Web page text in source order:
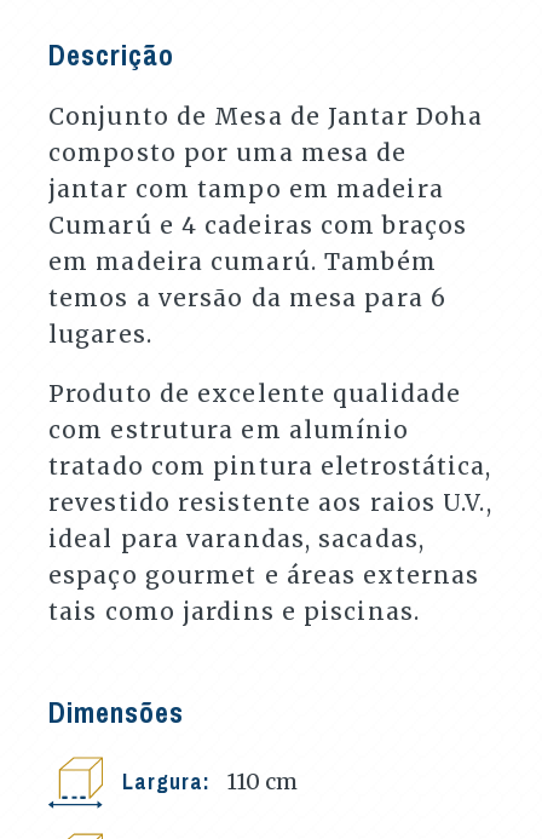
Jantar
4
Cadeiras
quantidade
Descrição
Conjunto de Mesa de Jantar Doha
composto por uma mesa de
jantar com tampo em madeira
Cumarú e 4 cadeiras com braços
em madeira cumarú. Também
temos a versão da mesa para 6
lugares.
Produto de excelente qualidade
com estrutura em alumínio
tratado com pintura eletrostática,
revestido resistente aos raios U.V.,
ideal para varandas, sacadas,
espaço gourmet e áreas externas
tais como jardins e piscinas.
Dimensões
Largura: 110 cm